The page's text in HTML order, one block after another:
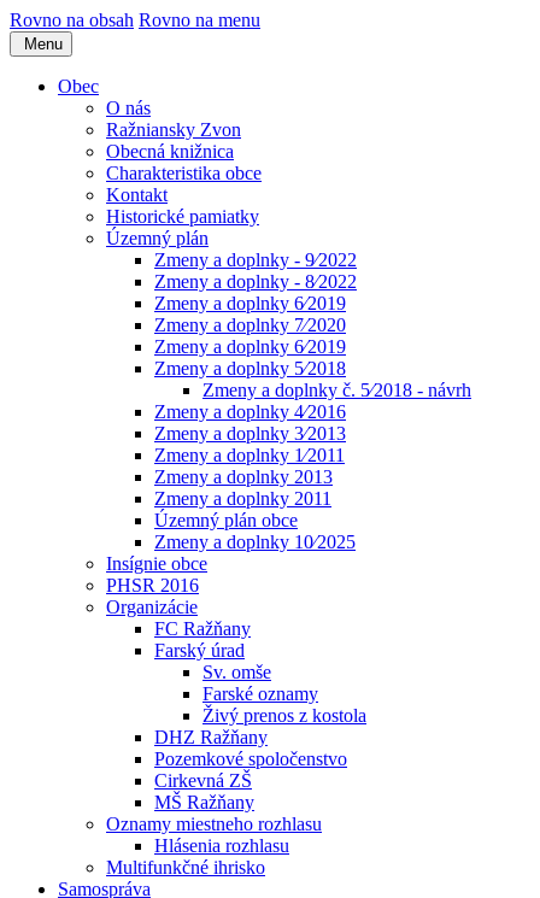
Rovno na obsah Rovno na menu
Menu
Obec
O nás
Ražniansky Zvon
Obecná knižnica
Charakteristika obce
Kontakt
Historické pamiatky
Územný plán
Zmeny a doplnky - 9⁄2022
Zmeny a doplnky - 8⁄2022
Zmeny a doplnky 6⁄2019
Zmeny a doplnky 7⁄2020
Zmeny a doplnky 6⁄2019
Zmeny a doplnky 5⁄2018
Zmeny a doplnky č. 5⁄2018 - návrh
Zmeny a doplnky 4⁄2016
Zmeny a doplnky 3⁄2013
Zmeny a doplnky 1⁄2011
Zmeny a doplnky 2013
Zmeny a doplnky 2011
Územný plán obce
Zmeny a doplnky 10⁄2025
Insígnie obce
PHSR 2016
Organizácie
FC Ražňany
Farský úrad
Sv. omše
Farské oznamy
Živý prenos z kostola
DHZ Ražňany
Pozemkové spoločenstvo
Cirkevná ZŠ
MŠ Ražňany
Oznamy miestneho rozhlasu
Hlásenia rozhlasu
Multifunkčné ihrisko
Samospráva